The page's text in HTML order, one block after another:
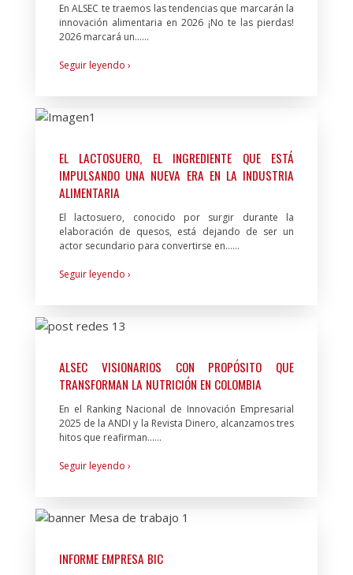
En ALSEC te traemos las tendencias que marcarán la
innovación alimentaria en 2026 ¡No te las pierdas!
2026 marcará un…...
Seguir leyendo ›
EL LACTOSUERO, EL INGREDIENTE QUE ESTÁ
IMPULSANDO UNA NUEVA ERA EN LA INDUSTRIA
ALIMENTARIA
El lactosuero, conocido por surgir durante la
elaboración de quesos, está dejando de ser un
actor secundario para convertirse en…...
Seguir leyendo ›
ALSEC VISIONARIOS CON PROPÓSITO QUE
TRANSFORMAN LA NUTRICIÓN EN COLOMBIA
En el Ranking Nacional de Innovación Empresarial
2025 de la ANDI y la Revista Dinero, alcanzamos tres
hitos que reafirman…...
Seguir leyendo ›
INFORME EMPRESA BIC